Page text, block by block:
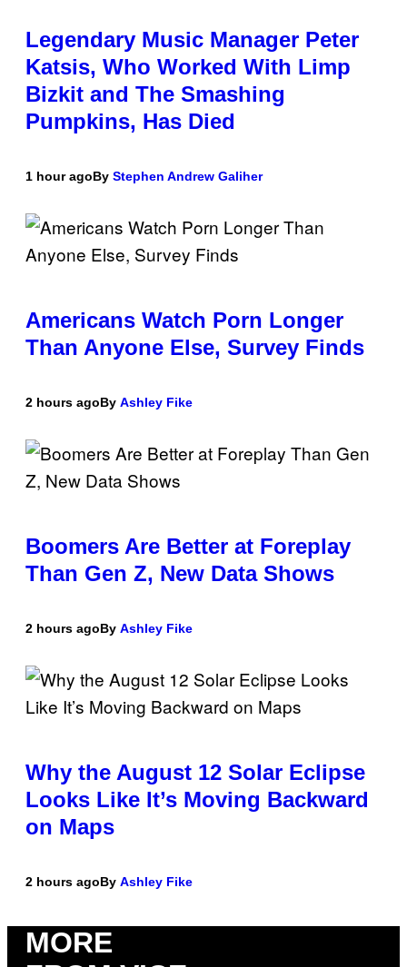
Legendary Music Manager Peter
Katsis, Who Worked With Limp
Bizkit and The Smashing
Pumpkins, Has Died
1 hour agoBy Stephen Andrew Galiher
Americans Watch Porn Longer
Than Anyone Else, Survey Finds
2 hours agoBy Ashley Fike
Boomers Are Better at Foreplay
Than Gen Z, New Data Shows
2 hours agoBy Ashley Fike
Why the August 12 Solar Eclipse
Looks Like It’s Moving Backward
on Maps
2 hours agoBy Ashley Fike
MORE